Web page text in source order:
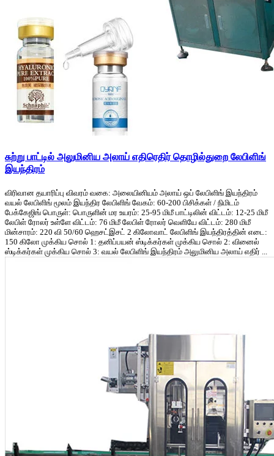
சுற்று பாட்டில் அலுமினிய அலாய் எதிரெதிர் தொழில்துறை லேபிளிங்
இயந்திரம்
விரிவான தயாரிப்பு விவரம் வகை: அலையினியம் அலாய் ஒப் லேபிளிங் இயந்திரம்
வயல் லேபிளிங் மூலம் இயந்திர லேபிளிங் வேகம்: 60-200 பிசிக்கள் / நிமிடம்
பேக்கேஜிங் பொருள்: பொருளின் மர உயரம்: 25-95 மிமீ பாட்டிலின் விட்டம்: 12-25 மிமீ
லேபிள் ரோலர் உள்ளே விட்டம்: 76 மிமீ லேபிள் ரோலர் வெளியே விட்டம்: 280 மிமீ
மின்சாரம்: 220 வி 50/60 ஹெசட்இசட் 2 கிலோவாட் லேபிளிங் இயந்திரத்தின் எடை:
150 கிலோ முக்கிய சொல் 1: தனிப்பயன் ஸ்டிக்கர்கள் முக்கிய சொல் 2: வினைல்
ஸ்டிக்கர்கள் முக்கிய சொல் 3: வயல் லேபிளிங் இயந்திரம் அலுமினிய அலாய் எதிர் ...